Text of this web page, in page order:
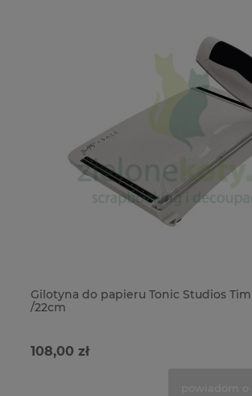
Gilotyna do papieru Tonic Studios
/22cm
108,00 zł